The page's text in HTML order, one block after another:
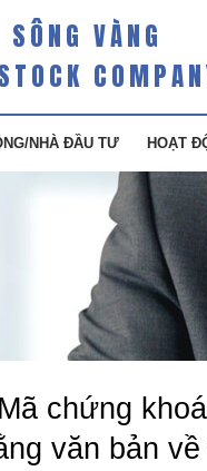
VÀNG
NHÀ ĐẦU TƯ HOẠT
chứng
văn bản